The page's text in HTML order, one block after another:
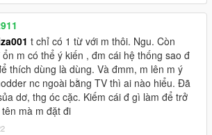
t chỉ có 1 từ với m thôi. Ngu. Còn
m có thể ý kiến , đm cái hệ thống sao đ
thích dùng là dùng. Và đmm, m lên m ý
nc ngoài bằng TV thì ai nào hiểu. Đã
dơ, thg óc cặc. Kiếm cái đ gì làm để trở
mà m đặt đi